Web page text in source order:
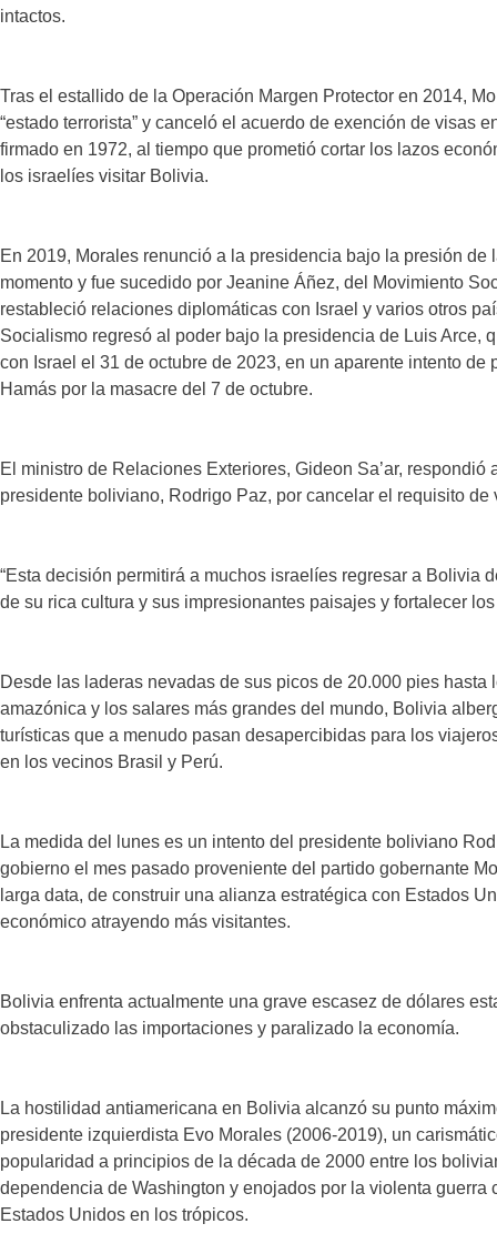
intactos.
Tras el estallido de la Operación Margen Protector en 2014,
“estado terrorista” y canceló el acuerdo de exención de visas
firmado en 1972, al tiempo que prometió cortar los lazos
los israelíes visitar Bolivia.
En 2019, Morales renunció a la presidencia bajo la presión de
momento y fue sucedido por Jeanine Áñez, del Movimiento
restableció relaciones diplomáticas con Israel y varios otros
Socialismo regresó al poder bajo la presidencia de Luis Arce,
con Israel el 31 de octubre de 2023, en un aparente intento de
Hamás por la masacre del 7 de octubre.
El ministro de Relaciones Exteriores, Gideon Sa’ar, respondió
presidente boliviano, Rodrigo Paz, por cancelar el requisito de
“Esta decisión permitirá a muchos israelíes regresar a Bolivia
de su rica cultura y sus impresionantes paisajes y fortalecer
Desde las laderas nevadas de sus picos de 20.000 pies
amazónica y los salares más grandes del mundo, Bolivia
turísticas que a menudo pasan desapercibidas para los
en los vecinos Brasil y Perú.
La medida del lunes es un intento del presidente boliviano
gobierno el mes pasado proveniente del partido gobernante
larga data, de construir una alianza estratégica con Estados
económico atrayendo más visitantes.
Bolivia enfrenta actualmente una grave escasez de dólares
obstaculizado las importaciones y paralizado la economía.
La hostilidad antiamericana en Bolivia alcanzó su punto
presidente izquierdista Evo Morales (2006-2019), un
popularidad a principios de la década de 2000 entre los
dependencia de Washington y enojados por la violenta guerra
Estados Unidos en los trópicos.